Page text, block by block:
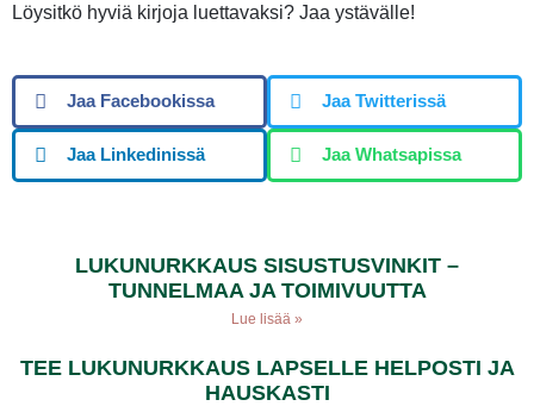
Löysitkö hyviä kirjoja luettavaksi? Jaa ystävälle!
Jaa Facebookissa Jaa Twitterissä
Jaa Linkedinissä Jaa Whatsapissa
LUKUNURKKAUS SISUSTUSVINKIT –
TUNNELMAA JA TOIMIVUUTTA
Lue lisää »
TEE LUKUNURKKAUS LAPSELLE HELPOSTI JA
HAUSKASTI